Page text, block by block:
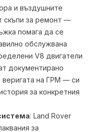
и въздушните
скъпи за ремонт —
помага да се
обслужвана
V8 двигатели
документирано
веригата на ГРМ — си
за конкретния
: Land Rover
за